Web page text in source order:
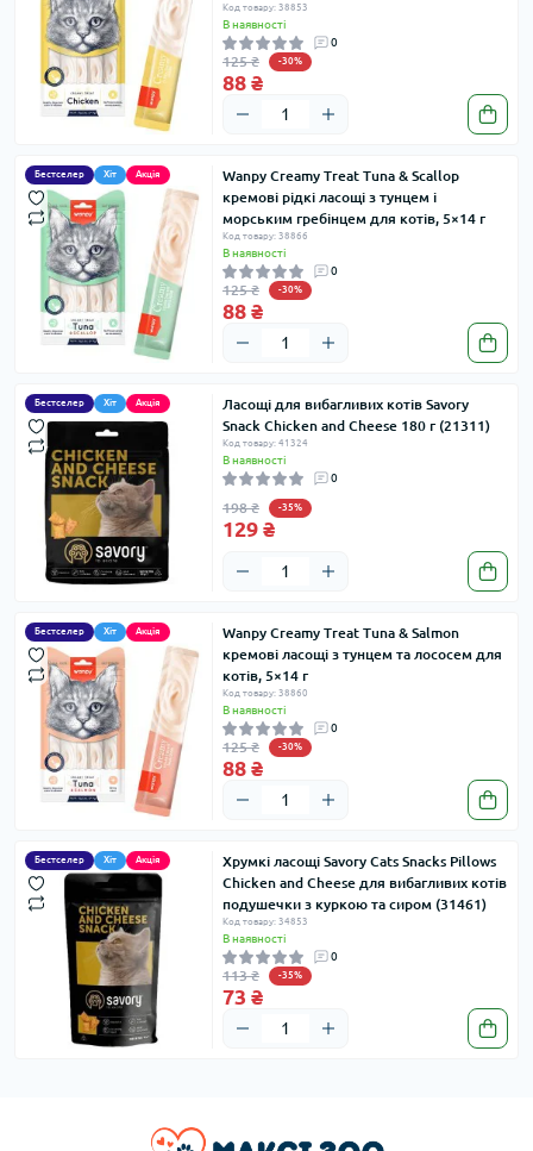
Код товару: 38853
В наявності
0
125 ₴ -30%
88 ₴
Бестселер Хіт Акція
Wanpy Creamy Treat Tuna & Scallop
кремові рідкі ласощі з тунцем і
морським гребінцем для котів, 5×14 г
Код товару: 38866
В наявності
0
125 ₴ -30%
88 ₴
Бестселер Хіт Акція
Ласощі для вибагливих котів Savory
Snack Chicken and Cheese 180 г (21311)
Код товару: 41324
В наявності
0
198 ₴ -35%
129 ₴
Бестселер Хіт Акція
Wanpy Creamy Treat Tuna & Salmon
кремові ласощі з тунцем та лососем для
котів, 5×14 г
Код товару: 38860
В наявності
0
125 ₴ -30%
88 ₴
Бестселер Хіт Акція
Хрумкі ласощі Savory Cats Snacks Pillows
Chicken and Cheese для вибагливих котів
подушечки з куркою та сиром (31461)
Код товару: 34853
В наявності
0
113 ₴ -35%
73 ₴